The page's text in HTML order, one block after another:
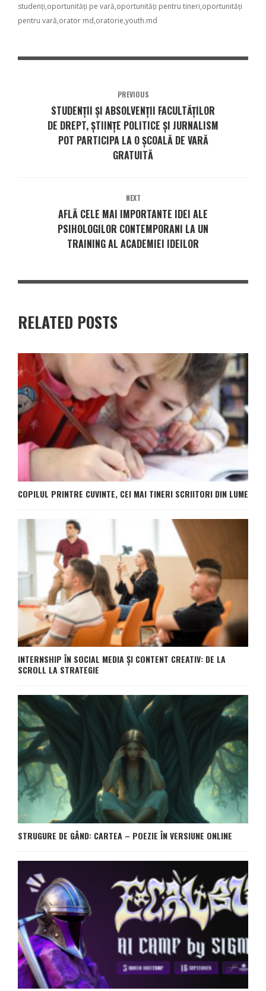
studenți oportunități pe vară oportunități pentru tineri oportunități
pentru vară orator md oratorie youth.md
PREVIOUS
STUDENȚII ȘI ABSOLVENȚII FACULTĂȚILOR
DE DREPT, ȘTIINȚE POLITICE ȘI JURNALISM
POT PARTICIPA LA O ȘCOALĂ DE VARĂ
GRATUITĂ
NEXT
AFLĂ CELE MAI IMPORTANTE IDEI ALE
PSIHOLOGILOR CONTEMPORANI LA UN
TRAINING AL ACADEMIEI IDEILOR
RELATED POSTS
COPILUL PRINTRE CUVINTE, CEI MAI TINERI SCRIITORI DIN LUME
INTERNSHIP ÎN SOCIAL MEDIA ȘI CONTENT CREATIV: DE LA
SCROLL LA STRATEGIE
STRUGURE DE GÂND: CARTEA – POEZIE ÎN VERSIUNE ONLINE